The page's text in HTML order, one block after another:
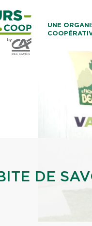
UNE
Caisses
DE